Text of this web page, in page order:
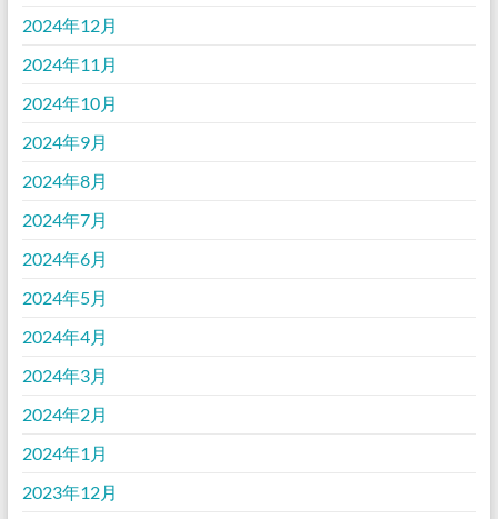
2024年12月
2024年11月
2024年10月
2024年9月
2024年8月
2024年7月
2024年6月
2024年5月
2024年4月
2024年3月
2024年2月
2024年1月
2023年12月